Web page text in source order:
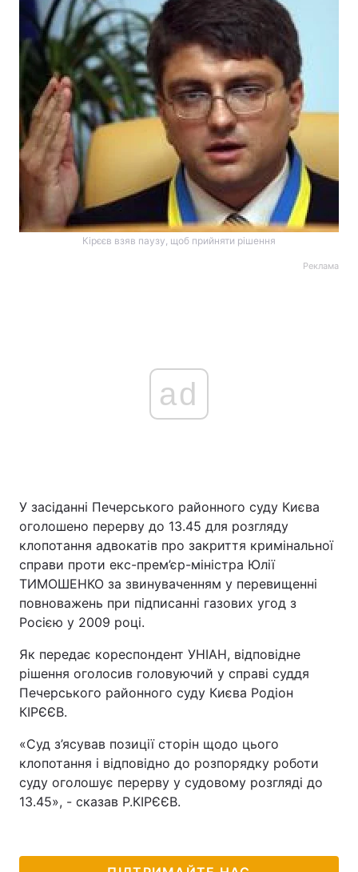
Кірєєв взяв паузу, щоб прийняти рішення
Реклама
ad
У засіданні Печерського районного суду Києва
оголошено перерву до 13.45 для розгляду
клопотання адвокатів про закриття кримінальної
справи проти екс-прем’єр-міністра Юлії
ТИМОШЕНКО за звинуваченням у перевищенні
повноважень при підписанні газових угод з
Росією у 2009 році.
Як передає кореспондент УНІАН, відповідне
рішення оголосив головуючий у справі суддя
Печерського районного суду Києва Родіон
КІРЄЄВ.
«Суд з’ясував позиції сторін щодо цього
клопотання і відповідно до розпорядку роботи
суду оголошує перерву у судовому розгляді до
13.45», - сказав Р.КІРЄЄВ.